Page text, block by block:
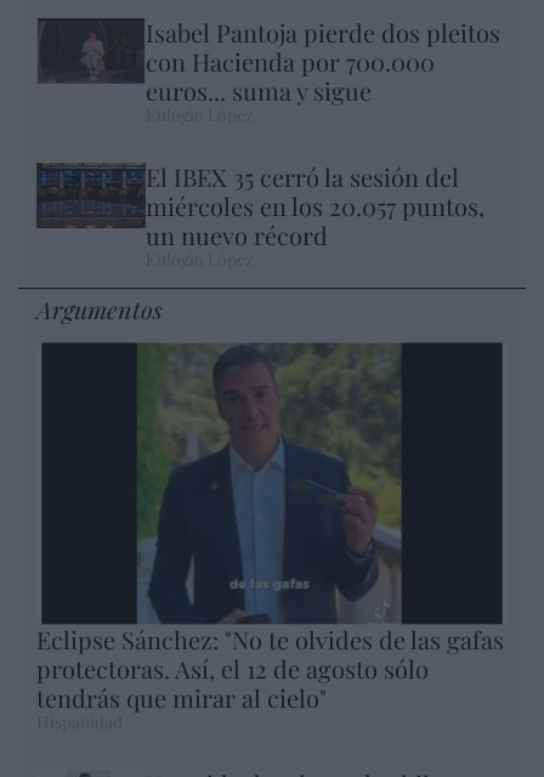
Isabel Pantoja pierde dos pleitos
con Hacienda por 700.000
euros... suma y sigue
El IBEX 35 cerró la sesión del
miércoles en los 20.057 puntos,
un nuevo récord
Argumentos
Eclipse Sánchez: "No te olvides de las gafas
protectoras. Así, el 12 de agosto sólo
tendrás que mirar al cielo"